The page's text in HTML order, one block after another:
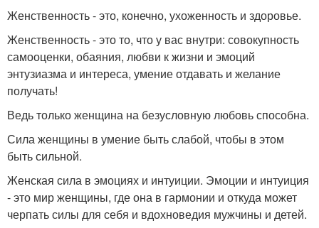
Женственность - это, конечно, ухоженность и здоровье.
Женственность - это то, что у вас внутри: совокупность
самооценки, обаяния, любви к жизни и эмоций
энтузиазма и интереса, умение отдавать и желание
получать!
Ведь только женщина на безусловную любовь способна.
Сила женщины в умение быть слабой, чтобы в этом
быть сильной.
Женская сила в эмоциях и интуиции. Эмоции и интуиция
- это мир женщины, где она в гармонии и откуда может
черпать силы для себя и вдохноведия мужчины и детей.